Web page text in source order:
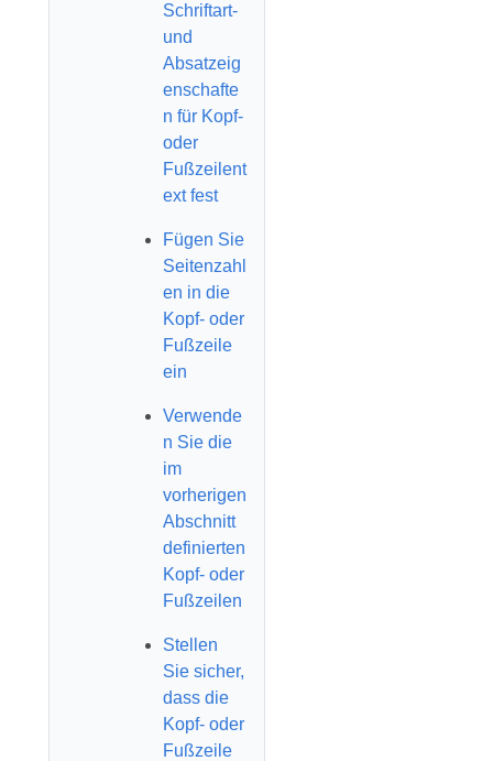
Schriftart-
und
Absatzeig
enschafte
n für Kopf-
oder
Fußzeilent
ext fest
Fügen Sie
Seitenzahl
en in die
Kopf- oder
Fußzeile
ein
Verwende
n Sie die
im
vorherigen
Abschnitt
definierten
Kopf- oder
Fußzeilen
Stellen
Sie sicher,
dass die
Kopf- oder
Fußzeile